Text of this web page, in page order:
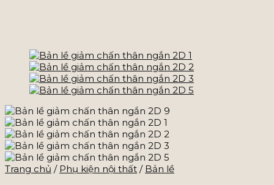
Trang chủ / Phụ kiện nội thất / Bản lề